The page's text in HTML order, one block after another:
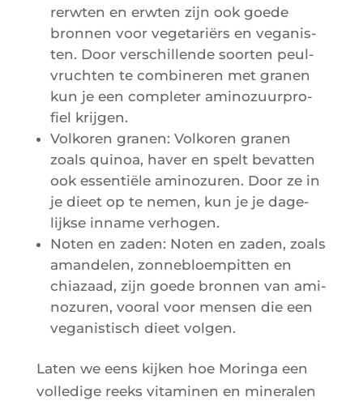
rerw­ten en erw­ten zijn ook goede
bron­nen voor vege­ta­riërs en vega­nis­
ten. Door ver­schil­lende soor­ten peul­
vruch­ten te com­bi­ne­ren met gra­nen
kun je een com­ple­ter ami­no­zuur­pro­
fiel krijgen.
Vol­ko­ren gra­nen: Vol­ko­ren gra­nen
zoals qui­noa, haver en spelt bevat­ten
ook essen­tiële ami­no­zu­ren. Door ze in
je dieet op te nemen, kun je je dage­
lijkse inname verhogen.
Noten en zaden: Noten en zaden, zoals
aman­de­len, zon­ne­bloem­pit­ten en
chia­zaad, zijn goede bron­nen van ami­
no­zu­ren, voo­ral voor men­sen die een
vega­nis­tisch dieet volgen.
Laten we eens kij­ken hoe Morin­ga een
vol­le­dige reeks vita­mi­nen en mine­ra­len